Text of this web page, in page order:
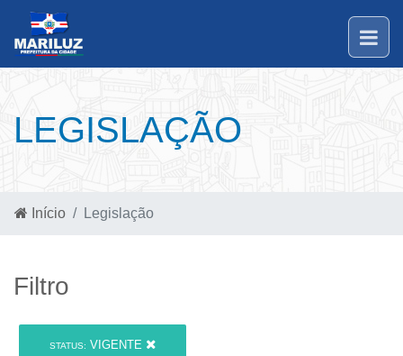
LEGISLAÇÃO
Início Legislação
Filtro
STATUS: VIGENTE